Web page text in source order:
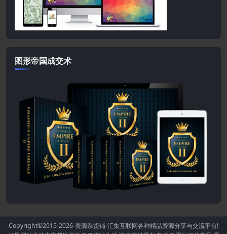
图形帝国成交术
Copyright©2015-2026-资源杂货铺-汇集互联网各种精品资源分享与交流平台!